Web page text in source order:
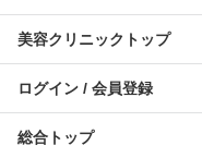
美容クリニックトップ
ログイン / 会員登録
総合トップ